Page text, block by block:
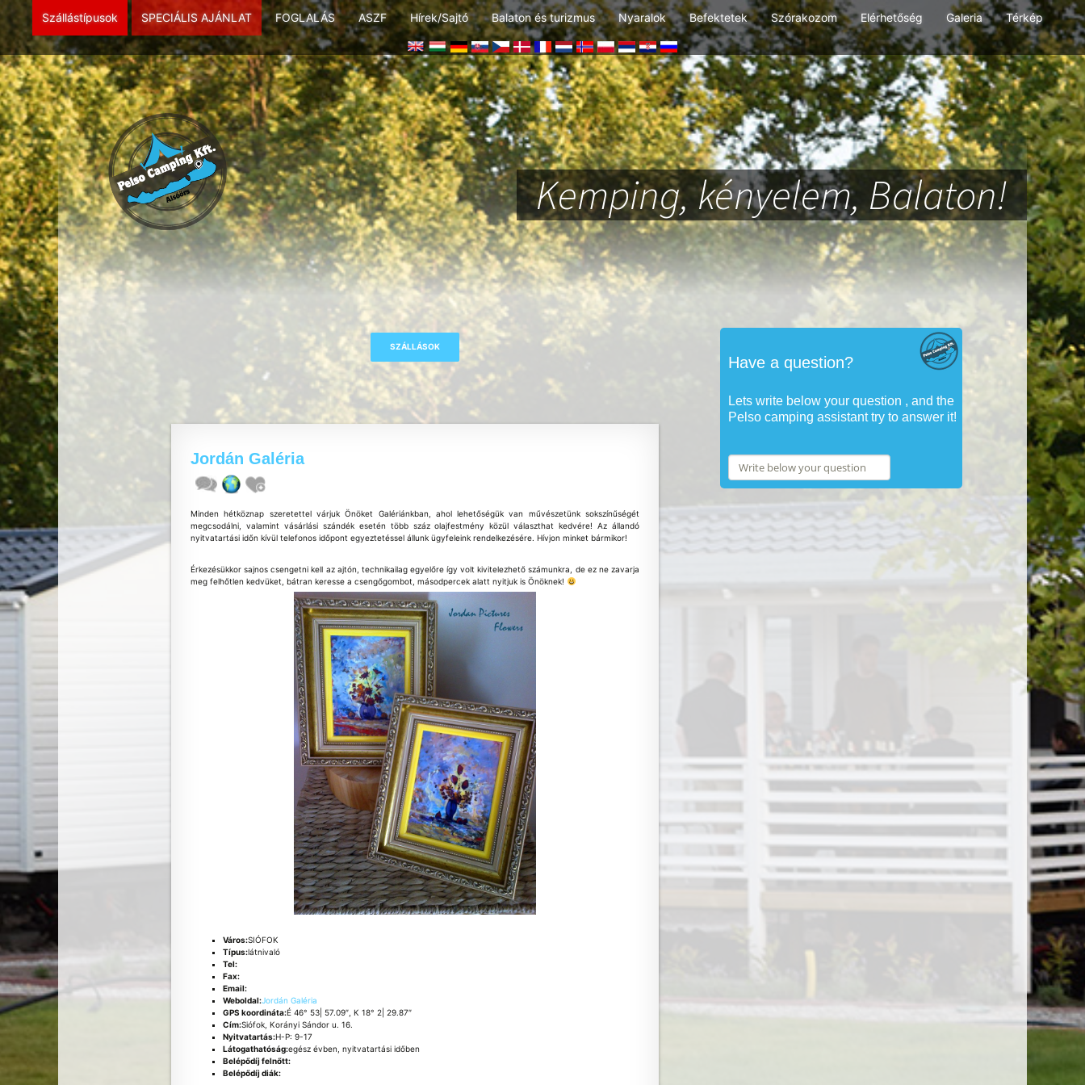
Szállástípusok SPECIÁLIS AJÁNLAT FOGLALÁS ASZF Hírek/Sajtó Balaton és turizmus Nyaralok Befektetek Szórakozom Elérhetőség Galeria Térkép
Kemping, kényelem, Balaton!
Jordán Galéria
Minden hétköznap szeretettel várjuk Önöket Galériánkban, ahol lehetőségük van művészetünk sokszínűségét
megcsodálni, valamint vásárlási szándék esetén több száz olajfestmény közül választhat kedvére! Az állandó
nyitvatartási időn kívül telefonos időpont egyeztetéssel állunk ügyfeleink rendelkezésére. Hívjon minket bármikor!
Érkezésükkor sajnos csengetni kell az ajtón, technikailag egyelőre így volt kivitelezhető számunkra, de ez ne zavarja
meg felhőtlen kedvüket, bátran keresse a csengőgombot, másodpercek alatt nyitjuk is Önöknek!
Város:SIÓFOK
Típus:látnivaló
Tel:
Fax:
Email:
Weboldal:Jordán Galéria
GPS koordináta:É 46° 53| 57.09″, K 18° 2| 29.87″
Cím:Siófok, Korányi Sándor u. 16.
Nyitvatartás:H-P: 9-17
Látogathatóság:egész évben, nyitvatartási időben
Belépődíj felnőtt:
Belépődíj diák:
Have a question?
Lets write below your question , and the
Pelso camping assistant try to answer it!